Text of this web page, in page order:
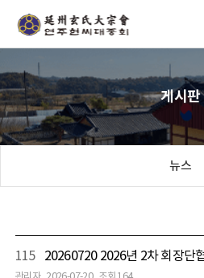
게시판
뉴스
115 20260720 2026년 2차 회장단